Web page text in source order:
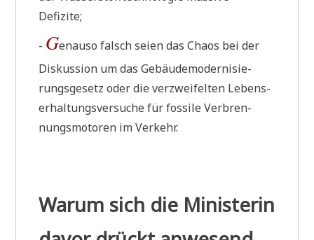
Defizite;
- Genau­so falsch sei­en das Cha­os bei der
Dis­kus­si­on um das Gebäu­de­mo­der­ni­sie­
rungs­ge­setz oder die ver­zwei­fel­ten Lebens­
er­hal­tungs­ver­su­che für fos­si­le Ver­bren­
nungs­mo­to­ren im Verkehr.
Warum sich die Ministerin